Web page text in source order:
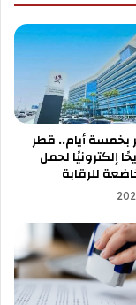
بخمسة أيام.. قطر
إلكترونيًا لحمل
للرقابة